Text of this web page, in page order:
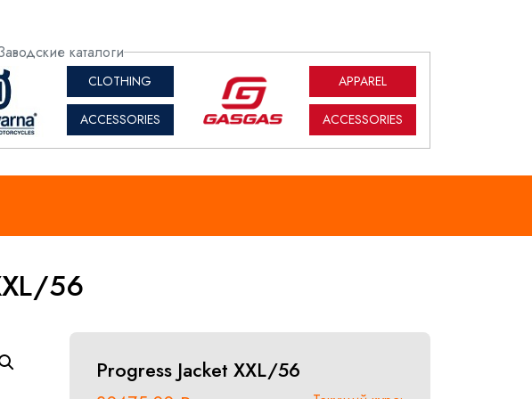
каталоги
CLOTHING
ACCESSORIES
APPAREL
ACCESSORIES
56
Progress Jacket XXL/56